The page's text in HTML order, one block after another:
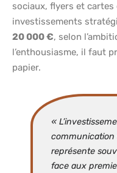
sociaux, flyers et
investissements
20 000 €, selon
l’enthousiasme, il faut
papier.
«
communication
représente
face aux